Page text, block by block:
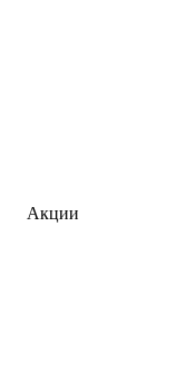
Акции